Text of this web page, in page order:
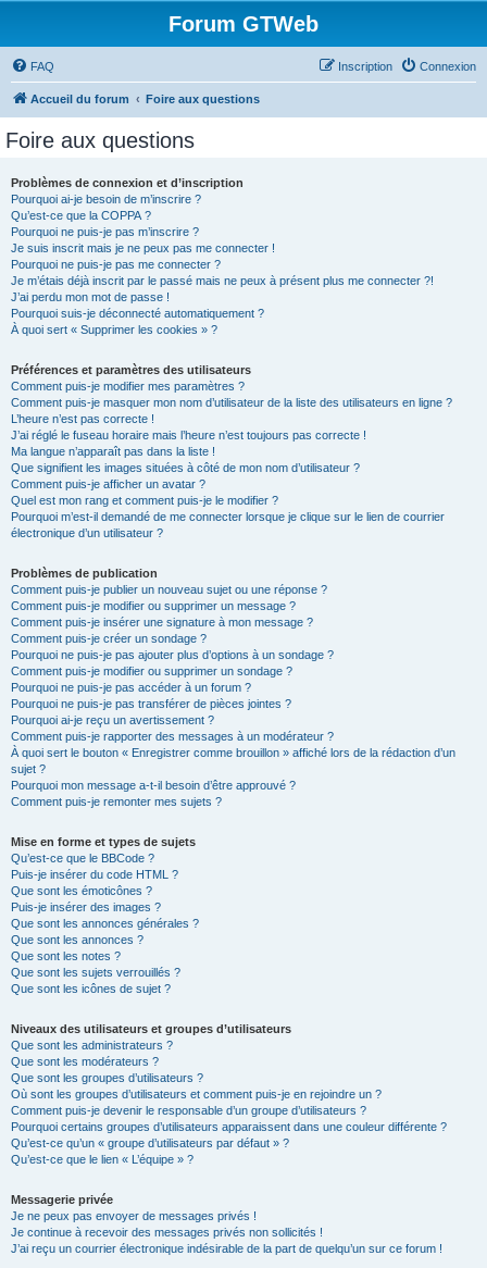
Forum GTWeb
FAQ Connexion
Inscription
Accueil du forum Foire aux questions
Foire aux questions
Problèmes de connexion et d’inscription
Pourquoi ai-je besoin de m’inscrire ?
Qu’est-ce que la COPPA ?
Pourquoi ne puis-je pas m’inscrire ?
Je suis inscrit mais je ne peux pas me connecter !
Pourquoi ne puis-je pas me connecter ?
Je m’étais déjà inscrit par le passé mais ne peux à présent plus me connecter ?!
J’ai perdu mon mot de passe !
Pourquoi suis-je déconnecté automatiquement ?
À quoi sert « Supprimer les cookies » ?
Préférences et paramètres des utilisateurs
Comment puis-je modifier mes paramètres ?
Comment puis-je masquer mon nom d’utilisateur de la liste des utilisateurs en ligne ?
L’heure n’est pas correcte !
J’ai réglé le fuseau horaire mais l’heure n’est toujours pas correcte !
Ma langue n’apparaît pas dans la liste !
Que signifient les images situées à côté de mon nom d’utilisateur ?
Comment puis-je afficher un avatar ?
Quel est mon rang et comment puis-je le modifier ?
Pourquoi m’est-il demandé de me connecter lorsque je clique sur le lien de courrier
électronique d’un utilisateur ?
Problèmes de publication
Comment puis-je publier un nouveau sujet ou une réponse ?
Comment puis-je modifier ou supprimer un message ?
Comment puis-je insérer une signature à mon message ?
Comment puis-je créer un sondage ?
Pourquoi ne puis-je pas ajouter plus d’options à un sondage ?
Comment puis-je modifier ou supprimer un sondage ?
Pourquoi ne puis-je pas accéder à un forum ?
Pourquoi ne puis-je pas transférer de pièces jointes ?
Pourquoi ai-je reçu un avertissement ?
Comment puis-je rapporter des messages à un modérateur ?
À quoi sert le bouton « Enregistrer comme brouillon » affiché lors de la rédaction d’un
sujet ?
Pourquoi mon message a-t-il besoin d’être approuvé ?
Comment puis-je remonter mes sujets ?
Mise en forme et types de sujets
Qu’est-ce que le BBCode ?
Puis-je insérer du code HTML ?
Que sont les émoticônes ?
Puis-je insérer des images ?
Que sont les annonces générales ?
Que sont les annonces ?
Que sont les notes ?
Que sont les sujets verrouillés ?
Que sont les icônes de sujet ?
Niveaux des utilisateurs et groupes d’utilisateurs
Que sont les administrateurs ?
Que sont les modérateurs ?
Que sont les groupes d’utilisateurs ?
Où sont les groupes d’utilisateurs et comment puis-je en rejoindre un ?
Comment puis-je devenir le responsable d’un groupe d’utilisateurs ?
Pourquoi certains groupes d’utilisateurs apparaissent dans une couleur différente ?
Qu’est-ce qu’un « groupe d’utilisateurs par défaut » ?
Qu’est-ce que le lien « L’équipe » ?
Messagerie privée
Je ne peux pas envoyer de messages privés !
Je continue à recevoir des messages privés non sollicités !
J’ai reçu un courrier électronique indésirable de la part de quelqu’un sur ce forum !